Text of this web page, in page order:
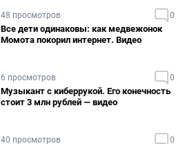
48 просмотров 0
Все дети одинаковы: как медвежонок
Момота покорил интернет. Видео
6 просмотров 0
Музыкант с киберрукой. Его конечность
стоит 3 млн рублей — видео
40 просмотров 0